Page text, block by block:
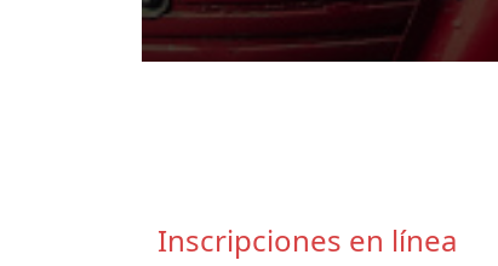
Inscripciones en línea